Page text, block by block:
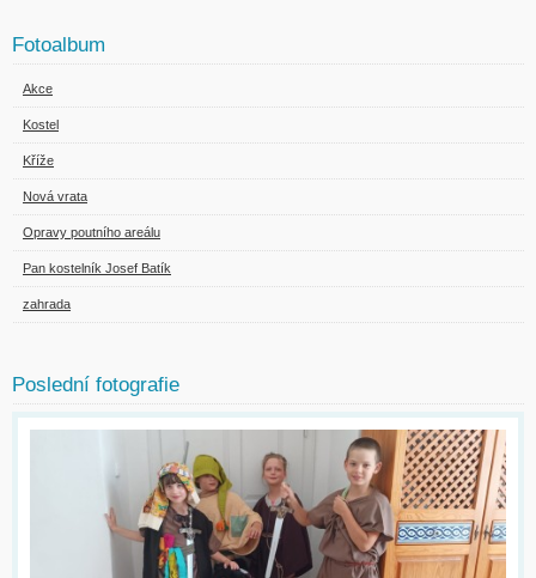
Fotoalbum
Akce
Kostel
Kříže
Nová vrata
Opravy poutního areálu
Pan kostelník Josef Batík
zahrada
Poslední fotografie